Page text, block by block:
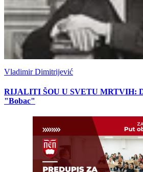
Vladimir Dimitrijević
RIJALITI ŠOU U SVETU MRTVIH:
"Bobac"